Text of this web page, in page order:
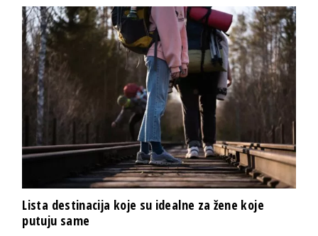
Lista destinacija koje su idealne za žene koje
putuju same